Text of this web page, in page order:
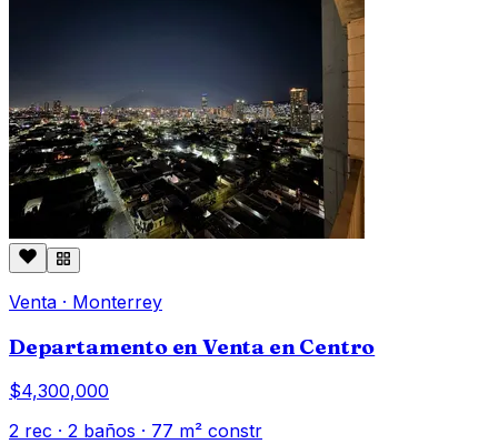
Venta · Monterrey
Departamento en Venta en Centro
$4,300,000
2 rec · 2 baños · 77 m² constr